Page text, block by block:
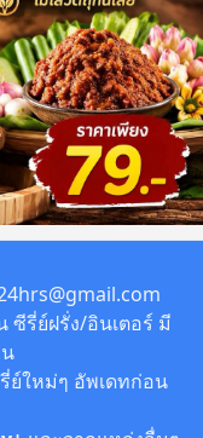
ซีรี่ย์ฝรั่ง/อินเตอร์ มี
ย์ใหม่ๆ อัพเดทก่อน